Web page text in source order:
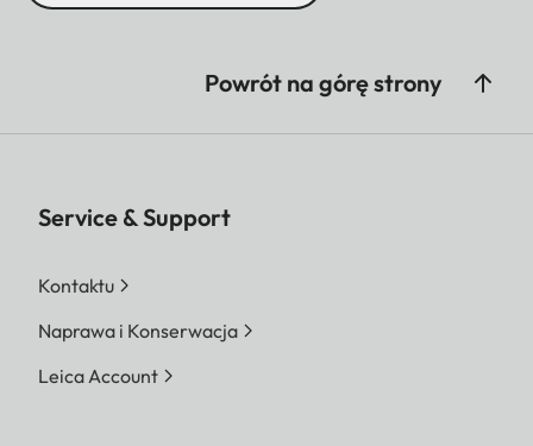
Powrót na górę strony
Service & Support
Kontaktu
Naprawa i Konserwacja
Leica Account